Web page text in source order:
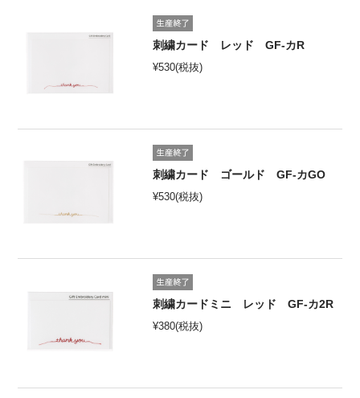
刺繍カード レッド GF-カR
¥530(税抜)
刺繍カード ゴールド GF-カGO
¥530(税抜)
刺繍カードミニ レッド GF-カ2R
¥380(税抜)